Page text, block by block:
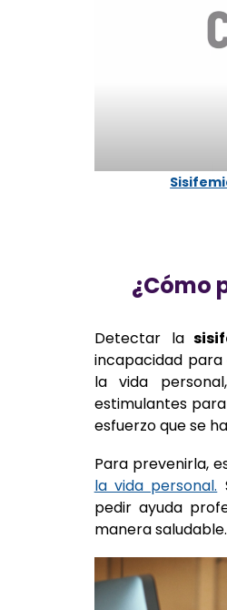
¿Cómo
Detectar la
incapacidad
la vida
estimulantes
esfuerzo que se
Para prevenirla,
la vida personal.
pedir ayuda
manera saludable.